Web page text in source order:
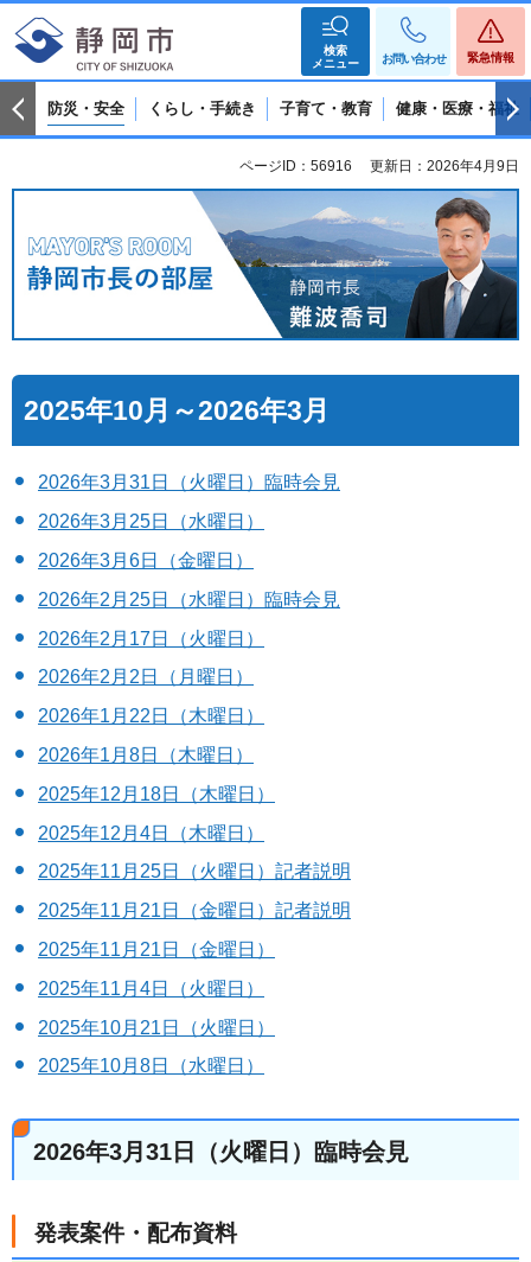
検索
メニュー
お問い合わせ 緊急情報
防災・安全 くらし・手続き 子育て・教育 健康・医療・福祉
ページID：56916 更新日：2026年4月9日
2025年10月～2026年3月
2026年3月31日（火曜日）臨時会見
2026年3月25日（水曜日）
2026年3月6日（金曜日）
2026年2月25日（水曜日）臨時会見
2026年2月17日（火曜日）
2026年2月2日（月曜日）
2026年1月22日（木曜日）
2026年1月8日（木曜日）
2025年12月18日（木曜日）
2025年12月4日（木曜日）
2025年11月25日（火曜日）記者説明
2025年11月21日（金曜日）記者説明
2025年11月21日（金曜日）
2025年11月4日（火曜日）
2025年10月21日（火曜日）
2025年10月8日（水曜日）
2026年3月31日（火曜日）臨時会見
発表案件・配布資料